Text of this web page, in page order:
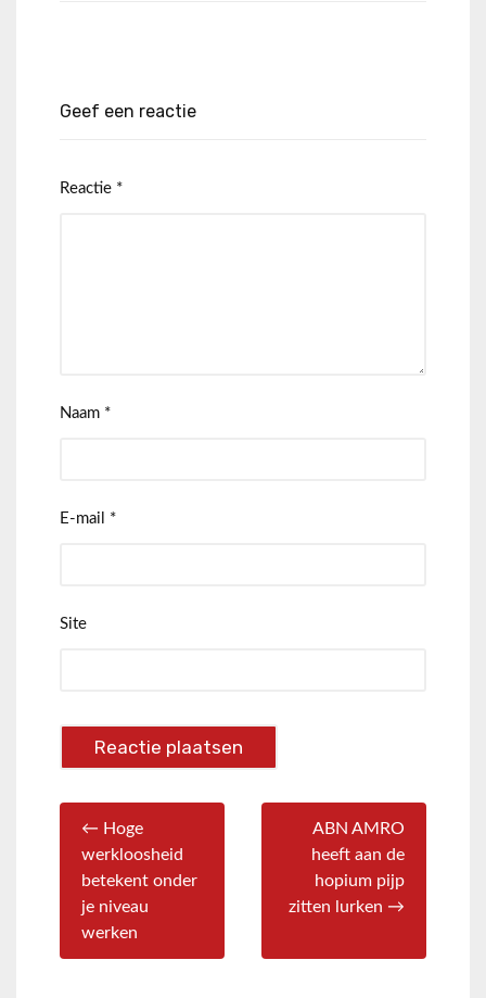
Geef een reactie
Reactie *
Naam *
E-mail *
Site
← Hoge
werkloosheid
betekent onder
je niveau
werken
ABN AMRO
heeft aan de
hopium pijp
zitten lurken →